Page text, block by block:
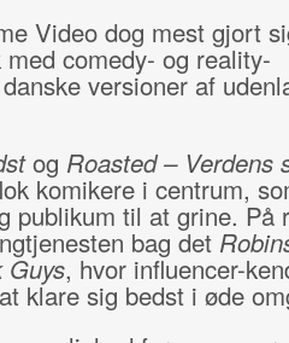
Video dog mest gjort
comedy- og reality-
versioner af
og Roasted – Verdens
komikere i centrum,
publikum til at grine. På
bag det
Guys, hvor influencer-
klare sig bedst i øde